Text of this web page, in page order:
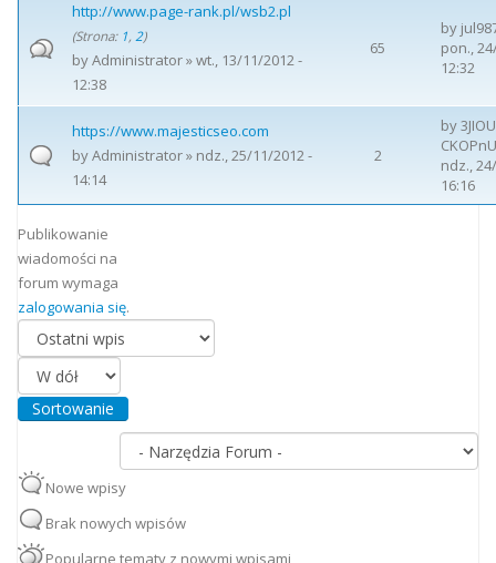
http://www.page-rank.pl/wsb2.pl
(Strona: 1, 2)
byAdministrator» wt., 13/11/2012 -
12:38
65
by
pon.,
12:32
https://www.majesticseo.com
byAdministrator» ndz., 25/11/2012 -
14:14
2
by3JIOU
ndz.,
16:16
Publikowanie
wiadomości na
forum wymaga
zalogowania się.
Porządkuj według
Sortowanie
Nowe wpisy
Brak nowych wpisów
Popularne tematy z nowymi wpisami